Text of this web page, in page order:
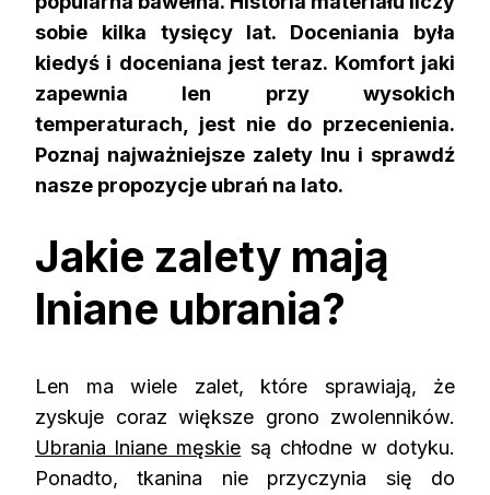
sobie kilka tysięcy lat. Doceniania była
kiedyś i doceniana jest teraz. Komfort jaki
zapewnia len przy wysokich
temperaturach, jest nie do przecenienia.
Poznaj najważniejsze zalety lnu i sprawdź
nasze propozycje ubrań na lato.
Jakie zalety mają
lniane ubrania?
Len ma wiele zalet, które sprawiają, że
zyskuje coraz większe grono zwolenników.
Ubrania lniane męskie są chłodne w dotyku.
Ponadto, tkanina nie przyczynia się do